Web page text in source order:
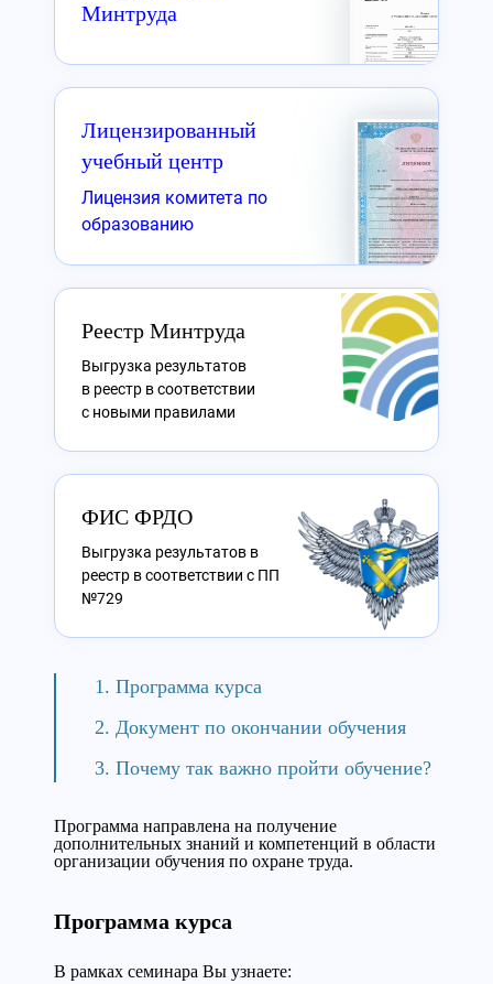
Минтруда
Лицензированный
учебный центр
Лицензия комитета по
образованию
Реестр Минтруда
Выгрузка результатов
в реестр в соответствии
с новыми правилами
ФИС ФРДО
Выгрузка результатов в
реестр в соответствии с ПП
№729
Программа курса
Документ по окончании обучения
Почему так важно пройти обучение?
Программа направлена на получение
дополнительных знаний и компетенций в области
организации обучения по охране труда.
Программа курса
В рамках семинара Вы узнаете: